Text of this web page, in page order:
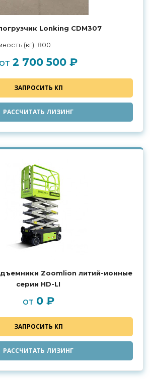
Lonking CDM307
(кг): 800
от 2 700 500 ₽
ЗАПРОСИТЬ КП
РАССЧИТАТЬ ЛИЗИНГ
Zoomlion литий-ионные
серии HD-LI
от 0 ₽
ЗАПРОСИТЬ КП
РАССЧИТАТЬ ЛИЗИНГ